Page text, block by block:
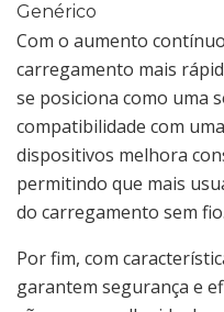
Genérico
Com o aumento
carregamento mais
se posiciona como uma
compatibilidade com
dispositivos melhora
permitindo que mais
do carregamento sem fio.
Por fim, com
garantem segurança e